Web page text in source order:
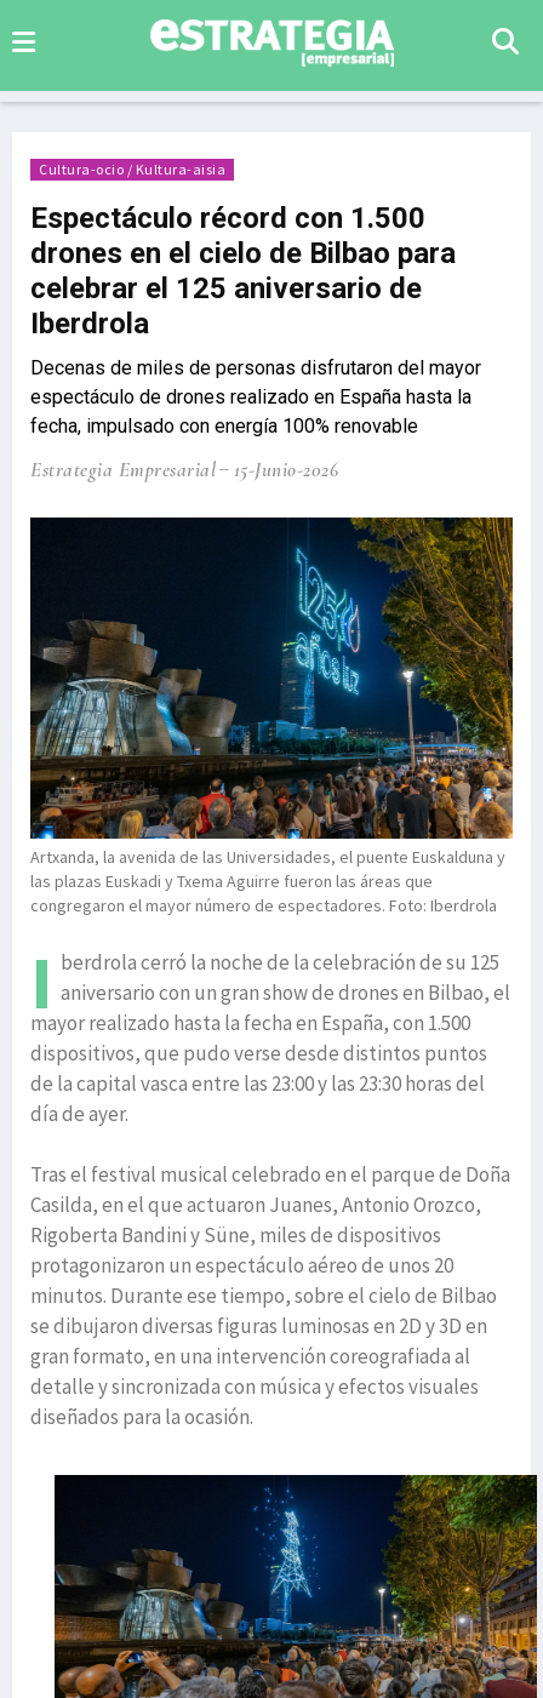
Cultura-ocio / Kultura-aisia
Espectáculo récord con 1.500
drones en el cielo de Bilbao para
celebrar el 125 aniversario de
Iberdrola
Decenas de miles de personas disfrutaron del mayor
espectáculo de drones realizado en España hasta la
fecha, impulsado con energía 100% renovable
Estrategia Empresarial 15-Junio-2026
Artxanda, la avenida de las Universidades, el puente Euskalduna y
las plazas Euskadi y Txema Aguirre fueron las áreas que
congregaron el mayor número de espectadores. Foto: Iberdrola
I berdrola cerró la noche de la celebración de su 125
aniversario con un gran show de drones en Bilbao, el
mayor realizado hasta la fecha en España, con 1.500
dispositivos, que pudo verse desde distintos puntos
de la capital vasca entre las 23:00 y las 23:30 horas del
día de ayer.
Tras el festival musical celebrado en el parque de Doña
Casilda, en el que actuaron Juanes, Antonio Orozco,
Rigoberta Bandini y Süne, miles de dispositivos
protagonizaron un espectáculo aéreo de unos 20
minutos. Durante ese tiempo, sobre el cielo de Bilbao
se dibujaron diversas figuras luminosas en 2D y 3D en
gran formato, en una intervención coreografiada al
detalle y sincronizada con música y efectos visuales
diseñados para la ocasión.